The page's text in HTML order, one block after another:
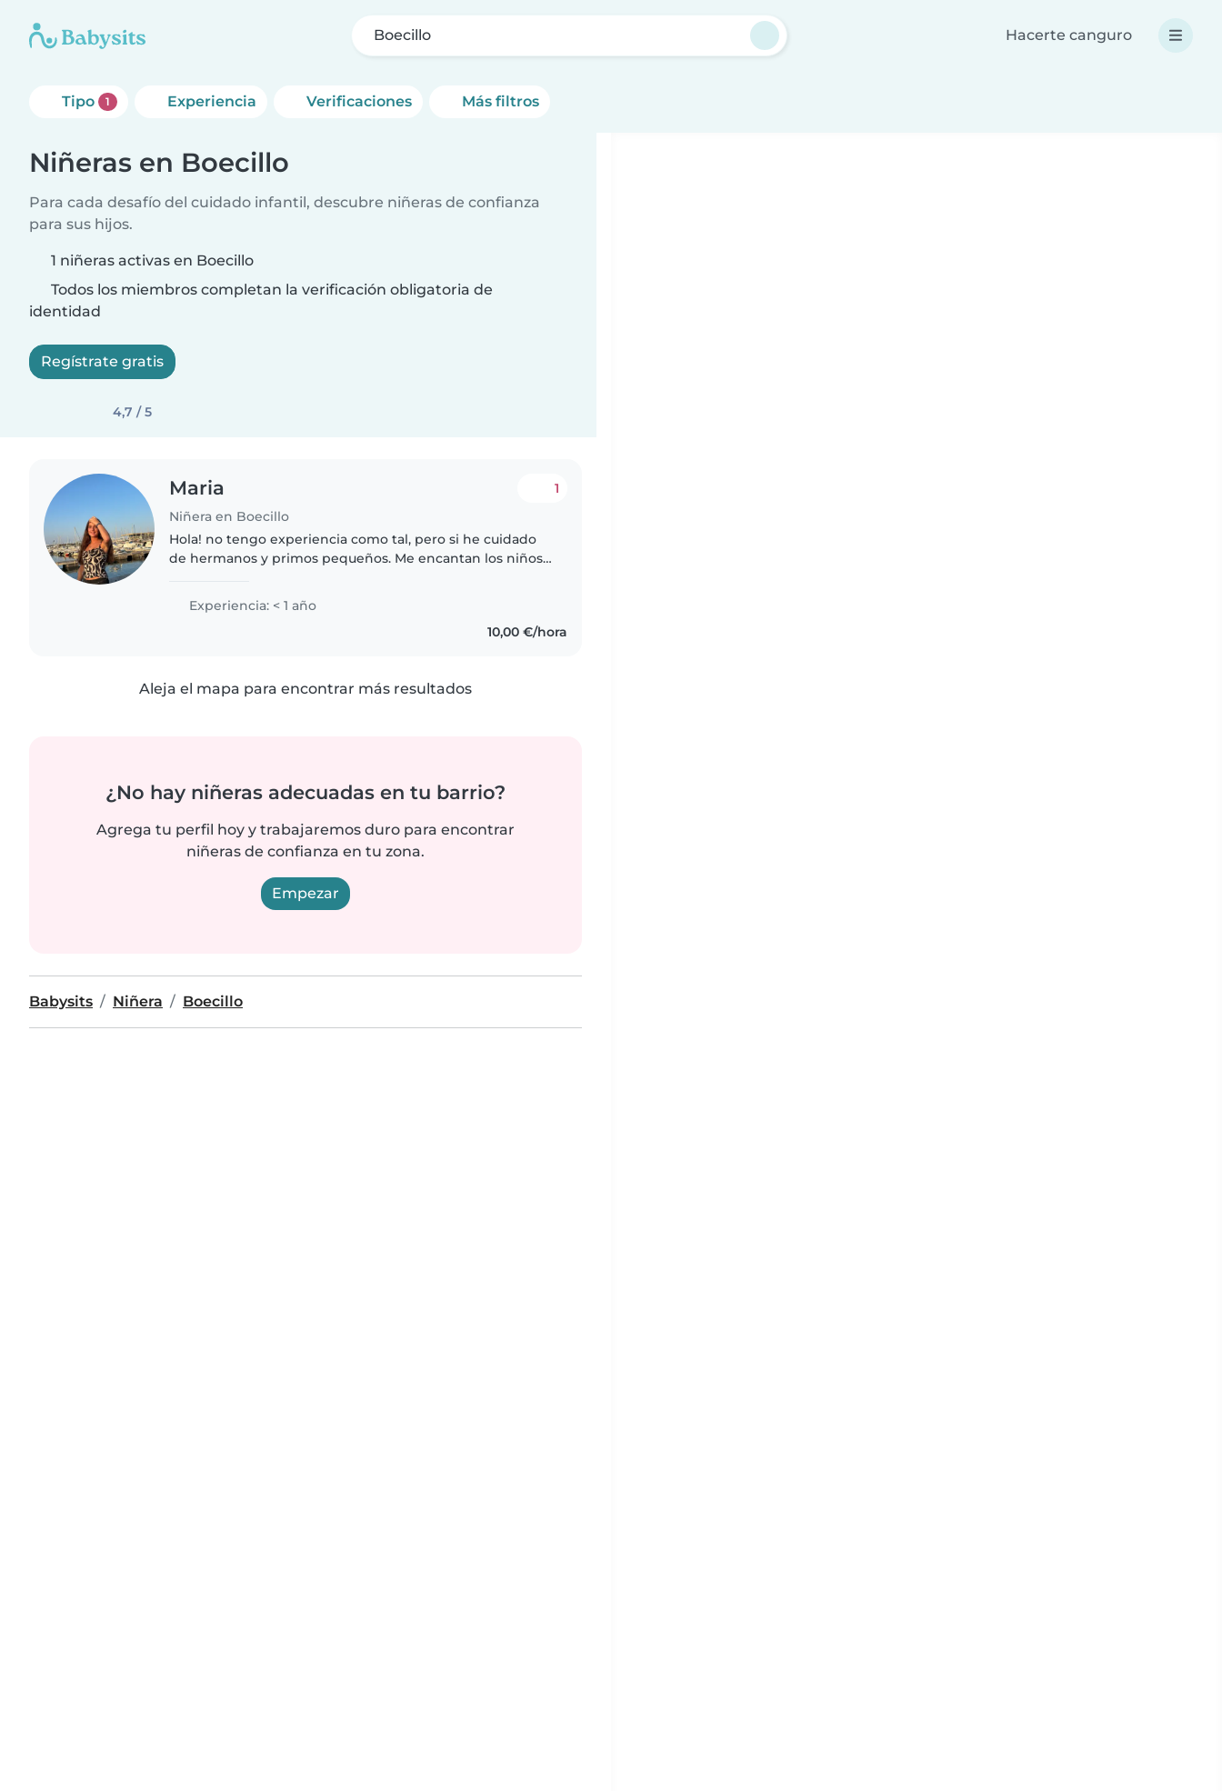
Boecillo Hacerte canguro
Tipo 1 Experiencia Verificaciones Más filtros
Niñeras en Boecillo
Para cada desafío del cuidado infantil, descubre niñeras de confianza
para sus hijos.
1 niñeras activas en Boecillo
Todos los miembros completan la verificación obligatoria de
identidad
Regístrate gratis
4,7 / 5
Maria
Niñera en Boecillo
1
Hola! no tengo experiencia como tal, pero si he cuidado
de hermanos y primos pequeños. Me encantan los niños.
Experiencia: < 1 año
10,00 €/hora
Aleja el mapa para encontrar más resultados
¿No hay niñeras adecuadas en tu barrio?
Agrega tu perfil hoy y trabajaremos duro para encontrar
niñeras de confianza en tu zona.
Empezar
Babysits Niñera Boecillo